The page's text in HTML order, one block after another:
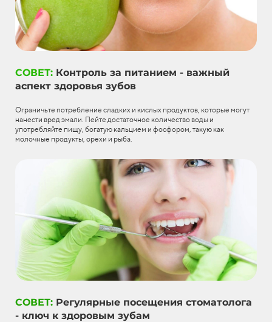
СОВЕТ: Контроль за питанием - важный
аспект здоровья зубов
Ограничьте потребление сладких и кислых продуктов, которые могут
нанести вред эмали. Пейте достаточное количество воды и
употребляйте пищу, богатую кальцием и фосфором, такую как
молочные продукты, орехи и рыба.
СОВЕТ: Регулярные посещения стоматолога
- ключ к здоровым зубам